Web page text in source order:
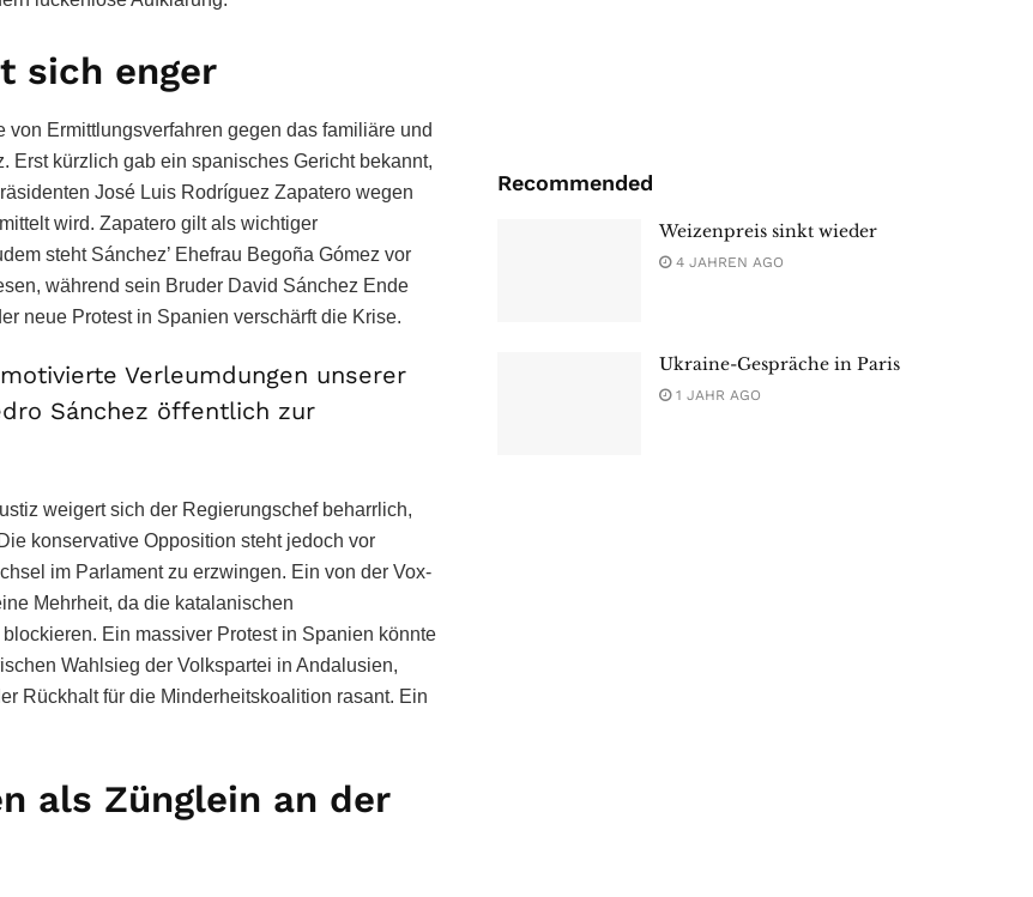
sich enger
Ermittlungsverfahren gegen das familiäre und
kürzlich gab ein spanisches Gericht bekannt,
José Luis Rodríguez Zapatero wegen
wird. Zapatero gilt als wichtiger
steht Sánchez’ Ehefrau Begoña Gómez vor
während sein Bruder David Sánchez Ende
neue Protest in Spanien verschärft die Krise.
Verleumdungen unserer
Sánchez öffentlich zur
weigert sich der Regierungschef beharrlich,
konservative Opposition steht jedoch vor
im Parlament zu erzwingen. Ein von der Vox-
Mehrheit, da die katalanischen
Ein massiver Protest in Spanien könnte
Wahlsieg der Volkspartei in Andalusien,
Rückhalt für die Minderheitskoalition rasant. Ein
als Zünglein an der
Recommended
Weizenpreis sinkt wieder
4 JAHREN AGO
Ukraine-Gespräche in Paris
1 JAHR AGO